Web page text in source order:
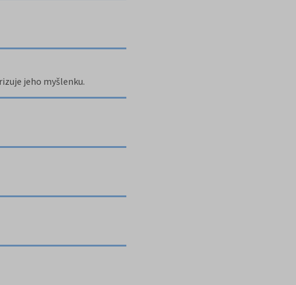
jeho myšlenku.